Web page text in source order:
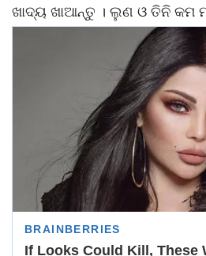
ଖାଦ୍ୟ ଖାଆନ୍ତୁ । ଲୁଣ ଓ ତିନି କମ